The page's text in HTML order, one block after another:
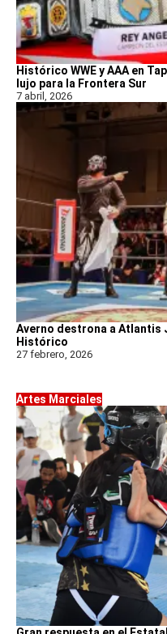
Histórico WWE y AAA en
lujo para la Frontera Sur
7 abril, 2026
Averno destrona a Atlantis
Histórico
27 febrero, 2026
Artes Marciales